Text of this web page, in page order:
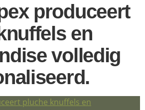
produceert
en
volledig